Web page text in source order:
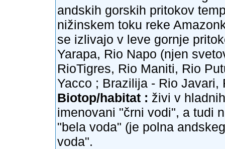
andskih gorskih pritokov
nižinskem toku reke
se izlivajo v leve gornje
Yarapa, Rio Napo (njen
RioTigres, Rio Maniti, Rio
Yacco ; Brazilija - Rio Javari,
Biotop/habitat : živi v
imenovani "črni vodi", a tudi
"bela voda" (je polna
voda".